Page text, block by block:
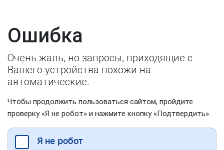
Ошибка
Очень жаль, но запросы, приходящие с
Вашего устройства похожи на
автоматические.
Чтобы продолжить пользоваться сайтом, пройдите
проверку «Я не робот» и нажмите кнопку «Подтвердить».